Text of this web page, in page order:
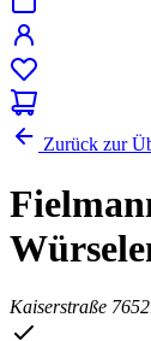
Zurück zur
Kaiserstraße 76